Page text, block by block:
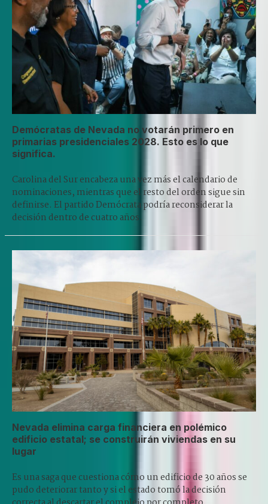
Demócratas de Nevada no votarán primero en
primarias presidenciales 2028. Esto es lo que
significa.
Carolina del Sur encabeza una vez más el calendario de
nominaciones, mientras que el resto del orden sigue sin
definirse. El partido Demócrata podría reconsiderar la
decisión dentro de cuatro años.
Nevada elimina carga financiera en polémico
edificio estatal; se construirán viviendas en su
lugar
Es una saga que cuestiona cómo un edificio de 30 años se
pudo deteriorar tanto y si el estado tomó la decisión